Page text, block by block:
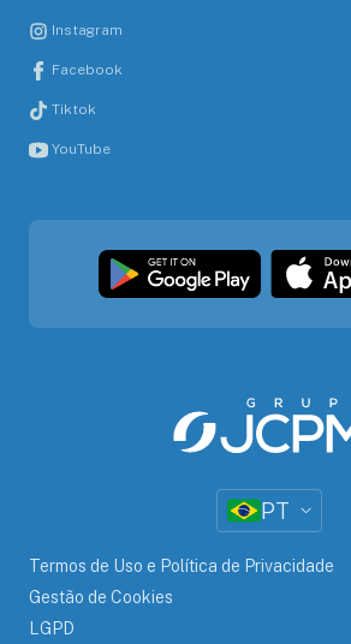
Instagram
Facebook
Tiktok
YouTube
PT
Termos de Uso e Política de Privacidade
Gestão de Cookies
LGPD